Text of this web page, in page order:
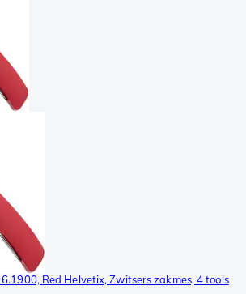
Red Helvetix, Zwitsers zakmes, 4 tools